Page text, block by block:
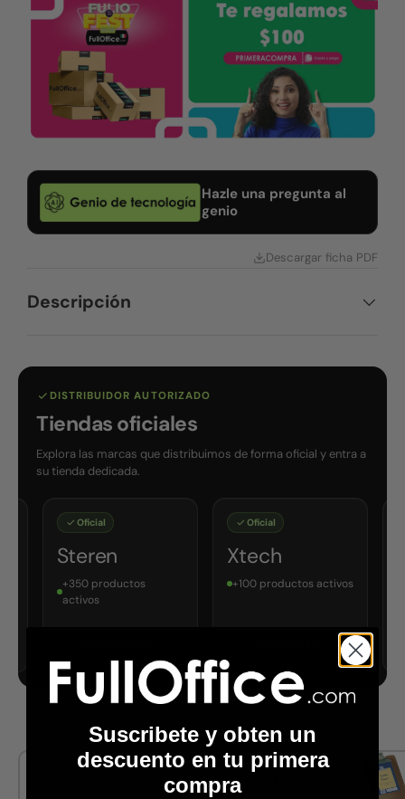
Hazle una pregunta al
genio
Descargar ficha PDF
Descripción
DISTRIBUIDOR AUTORIZADO
Tiendas oficiales
Explora las marcas que distribuimos de forma oficial y entra a
su tienda dedicada.
productos
+100 productos activos +150
Ver
Suscribete y obten un
descuento en tu primera
compra